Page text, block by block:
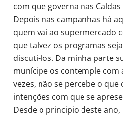
com que governa nas
Depois nas campanhas há
quem vai ao supermercado
que talvez os programas
discuti-los. Da minha parte
munícipe os contemple
vezes, não se percebe o
intenções com que se
Desde o principio deste